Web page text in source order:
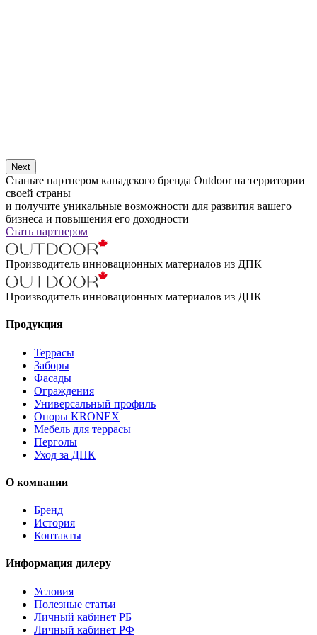
Next
Станьте партнером канадского бренда Outdoor на территории
своей страны
и получите уникальные возможности для развития вашего
бизнеса и повышения его доходности
Стать партнером
Производитель инновационных материалов из ДПК
Производитель инновационных материалов из ДПК
Продукция
Террасы
Заборы
Фасады
Ограждения
Универсальный профиль
Опоры KRONEX
Мебель для террасы
Перголы
Уход за ДПК
О компании
Бренд
История
Контакты
Информация дилеру
Условия
Полезные статьи
Личный кабинет РБ
Личный кабинет РФ